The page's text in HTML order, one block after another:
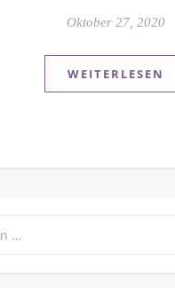
Oktober 27, 2020
WEITERLESEN